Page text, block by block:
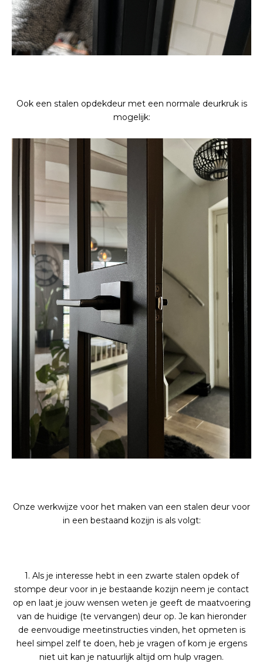
Ook een stalen opdekdeur met een normale deurkruk is
mogelijk:
Onze werkwijze voor het maken van een stalen deur voor
in een bestaand kozijn is als volgt:
1. Als je interesse hebt in een zwarte stalen opdek of
stompe deur voor in je bestaande kozijn neem je contact
op en laat je jouw wensen weten je geeft de maatvoering
van de huidige (te vervangen) deur op. Je kan hieronder
de eenvoudige meetinstructies vinden, het opmeten is
heel simpel zelf te doen, heb je vragen of kom je ergens
niet uit kan je natuurlijk altijd om hulp vragen.